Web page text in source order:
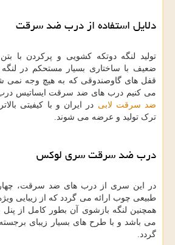
دلایل استفاده از درب ضد سرقت
تولید لنگه دوتکه کشویی و پرکردن با
ضعیف با ساختاری بسیار مستحکم در لنگه
قفل های گاوصندوقی که به هیچ وجه نمی
می کنیم درب های ضد سرقت ایساتیس
ضد سرقت لابی در ایران و با کیفیتی
ترک تولید و عرضه می شوند.
درب ضد سرقت سری لوکس
در این سری از درب های ضد سرقت،
طبیعی چوب ارائه می گردد که از زیبایی
همچنین لنگه بازشوی آن بطور کامل از
می باشد و با طرح های بسیار زیبای
گردد.